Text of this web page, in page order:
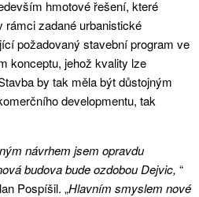
hmotové řešení, které
rámci zadané urbanistické
požadovaný stavební program ve
konceptu, jehož kvality lze
by tak měla být důstojným
developmentu, tak
návrhem jsem opravdu
budova bude ozdobou Dejvic, “
Pospíšil. „Hlavním smyslem nové